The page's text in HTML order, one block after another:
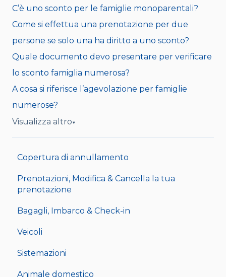
C’è uno sconto per le famiglie monoparentali?
Come si effettua una prenotazione per due
persone se solo una ha diritto a uno sconto?
Quale documento devo presentare per verificare
lo sconto famiglia numerosa?
A cosa si riferisce l’agevolazione per famiglie
numerose?
Visualizza altro▼
Copertura di annullamento
Prenotazioni, Modifica & Cancella la tua
prenotazione
Bagagli, Imbarco & Check-in
Veicoli
Sistemazioni
Animale domestico